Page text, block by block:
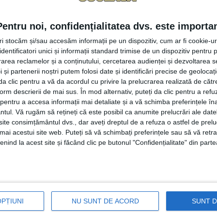
noi, confidențialitatea dvs. este
stocăm și/sau accesăm informații pe un dispozitiv, cum ar fi cookie-
unici și informații standard trimise de un dispozitiv pentru
reclamelor și a conținutului, cercetarea audienței și dezvoltarea
și partenerii noștri putem folosi date și identificări precise de
clic pentru a vă da acordul cu privire la prelucrarea realizată de
descrierii de mai sus. În mod alternativ, puteți da clic pentru a
a accesa informații mai detaliate și a vă schimba preferințele
Vă rugăm să rețineți că este posibil ca anumite prelucrări ale
consimțământul dvs., dar aveți dreptul de a refuza o astfel de
acestui site web. Puteți să vă schimbați preferințele sau să vă
la acest site și făcând clic pe butonul "Confidențialitate" din
NU SUNT DE ACORD SUNT
în vacanța de vară, la Grădinița cu Program Normal
”Avem multe activități, multe proiecte județene,
în Republica Moldova. A completat doamna
fost foarte bine primiți acolo, în municipiul
13-15 iunie doamnele educatoare de la grădinița
de experiență, se află deja la a VIII-a ediție”.
întotdeauna lunile mai și iunie sînt încărcate”.
de copii, la festivalul național <Voinicelul>, iar în
de pitici> și vor concura și acolo. Profesoara a
timp de două săptămîni, pentru a veni în sprijinul
cu mai multe instituții, printre care CJRAE și
grădiniță de vară pe perioada a două săptămîni.
grădiniță de vară la ședințele cu părinții, funcție